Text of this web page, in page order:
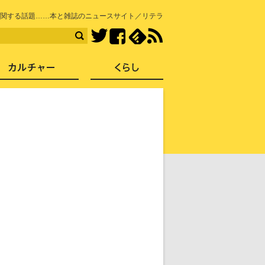
する話題……本と雑誌のニュースサイト／リテラ
TwitterFacebook
社会